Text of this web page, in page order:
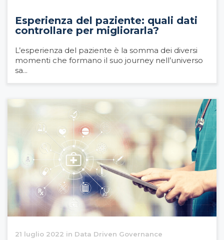
Esperienza del paziente: quali dati
controllare per migliorarla?
L’esperienza del paziente è la somma dei diversi
momenti che formano il suo journey nell’universo
sa...
21 luglio 2022 in Data Driven Governance